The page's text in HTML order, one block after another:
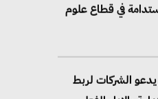
في قطاع علوم
الشركات لربط